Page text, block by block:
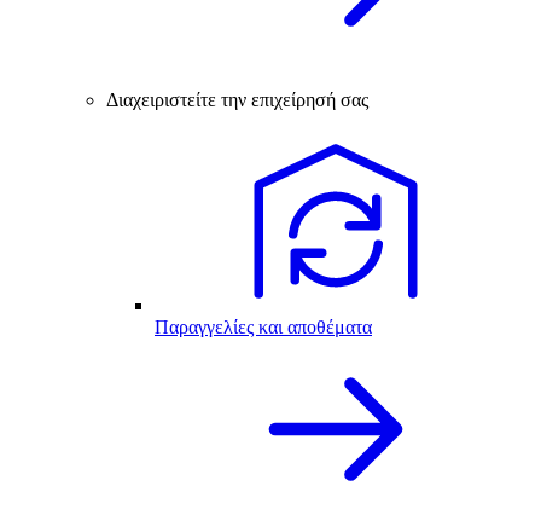
Διαχειριστείτε την επιχείρησή σας
Παραγγελίες και αποθέματα